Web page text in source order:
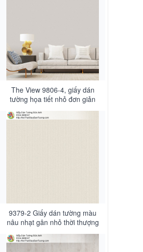
The View 9806-4, giấy dán
tường họa tiết nhỏ đơn giản
9379-2 Giấy dán tường màu
nâu nhạt gân nhỏ thời thượng